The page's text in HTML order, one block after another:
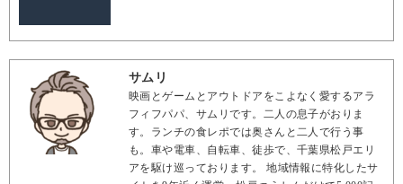
サムリ
映画とゲームとアウトドアをこよなく愛するアラ
フィフパパ、サムリです。二人の息子がおりま
す。ランチの食レポでは奥さんと二人で行う事
も。車や電車、自転車、徒歩で、千葉県松戸エリ
アを駆け巡っております。 地域情報に特化したサ